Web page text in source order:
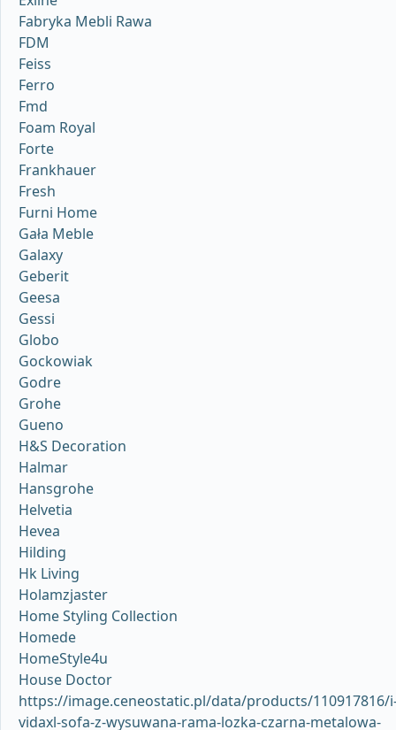
Fabryka Mebli Rawa
FDM
Feiss
Ferro
Fmd
Foam Royal
Forte
Frankhauer
Fresh
Furni Home
Gała Meble
Galaxy
Geberit
Geesa
Gessi
Globo
Gockowiak
Godre
Grohe
Gueno
H&S Decoration
Halmar
Hansgrohe
Helvetia
Hevea
Hilding
Hk Living
Holamzjaster
Home Styling Collection
Homede
HomeStyle4u
House Doctor
https://image.ceneostatic.pl/data/products/110917816/
vidaxl-sofa-z-wysuwana-rama-lozka-czarna-metalowa-